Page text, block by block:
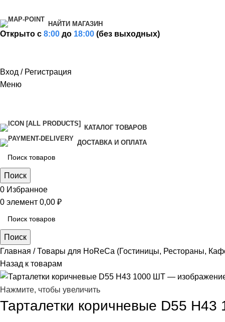
НАЙТИ МАГАЗИН
Открыто c 8:00 до 18:00 (без выходных)
Вход / Регистрация
Меню
КАТАЛОГ ТОВАРОВ
ДОСТАВКА И ОПЛАТА
Поиск
0 Избранное
0 элемент 0,00 ₽
Поиск
Главная
Товары для HoReCa (Гостиницы, Рестораны,
Назад к товарам
Нажмите, чтобы увеличить
Тарталетки коричневые D55